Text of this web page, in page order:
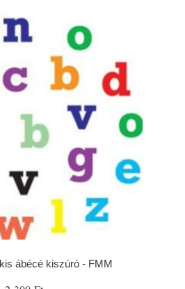
ábécé kiszúró - FMM